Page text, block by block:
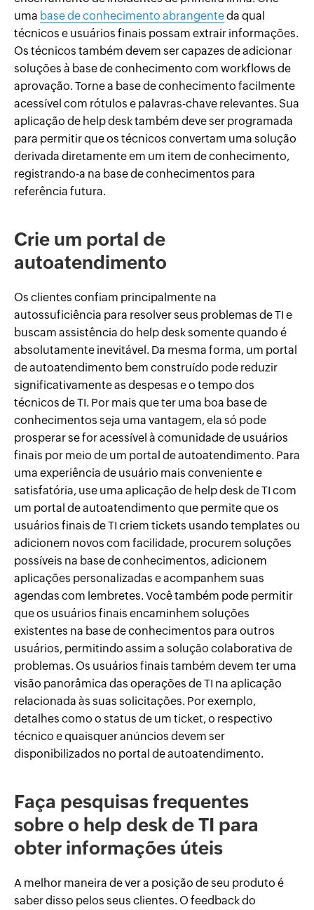
uma base de conhecimento abrangenteda qual
técnicos e usuários finais possam extrair informações.
Os técnicos também devem ser capazes de adicionar
soluções à base de conhecimento com workflows de
aprovação. Torne a base de conhecimento facilmente
acessível com rótulos e palavras-chave relevantes. Sua
aplicação de help desk também deve ser programada
para permitir que os técnicos convertam uma solução
derivada diretamente em um item de conhecimento,
registrando-a na base de conhecimentos para
referência futura.
Crie um portal de
autoatendimento
Os clientes confiam principalmente na
autossuficiência para resolver seus problemas de TI e
buscam assistência do help desk somente quando é
absolutamente inevitável. Da mesma forma, um portal
de autoatendimento bem construído pode reduzir
significativamente as despesas e o tempo dos
técnicos de TI. Por mais que ter uma boa base de
conhecimentos seja uma vantagem, ela só pode
prosperar se for acessível à comunidade de usuários
finais por meio de um portal de autoatendimento. Para
uma experiência de usuário mais conveniente e
satisfatória, use uma aplicação de help desk de TI com
um portal de autoatendimento que permite que os
usuários finais de TI criem tickets usando templates ou
adicionem novos com facilidade, procurem soluções
possíveis na base de conhecimentos, adicionem
aplicações personalizadas e acompanhem suas
agendas com lembretes. Você também pode permitir
que os usuários finais encaminhem soluções
existentes na base de conhecimentos para outros
usuários, permitindo assim a solução colaborativa de
problemas. Os usuários finais também devem ter uma
visão panorâmica das operações de TI na aplicação
relacionada às suas solicitações. Por exemplo,
detalhes como o status de um ticket, o respectivo
técnico e quaisquer anúncios devem ser
disponibilizados no portal de autoatendimento.
Faça pesquisas frequentes
sobre o help desk de TI para
obter informações úteis
A melhor maneira de ver a posição de seu produto é
saber disso pelos seus clientes. O feedback do